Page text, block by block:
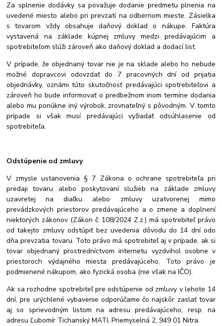
Za splnenie dodávky sa považuje dodanie predmetu plnenia na
uvedené miesto alebo pri prevzatí na odbernom mieste. Zásielka
s tovarom vždy obsahuje daňový doklad o nákupe. Faktúra
vystavená na základe kúpnej zmluvy medzi predávajúcim a
spotrebiteľom slúži zároveň ako daňový doklad a dodací list.
V prípade, že objednaný tovar nie je na sklade alebo ho nebude
možné dopravcovi odovzdať do 7 pracovných dní od prijatia
objednávky, oznámi túto skutočnosť predávajúci spotrebiteľovi a
zároveň ho bude informovať o predbežnom inom termíne dodania
alebo mu ponúkne iný výrobok, zrovnateľný s pôvodným. V tomto
prípade si však musí predávajúci vyžiadať odsúhlasenie od
spotrebiteľa.
Odstúpenie od zmluvy
V zmysle ustanovenia § 7 Zákona o ochrane spotrebiteľa pri
predaji tovaru alebo poskytovaní služieb na základe zmluvy
uzavretej na diaľku alebo zmluvy uzatvorenej mimo
prevádzkových priestorov predávajúceho a o zmene a doplnení
niektorých zákonov (Zákon č. 108/2024 Z.z.) má spotrebiteľ právo
od takejto zmluvy odstúpiť bez uvedenia dôvodu do 14 dní odo
dňa prevzatia tovaru. Toto právo má spotrebiteľ aj v prípade, ak si
tovar objednaný prostredníctvom internetu vyzdvihol osobne v
priestoroch výdajného miesta predávajúceho. Toto právo je
podmienené nákupom, ako fyzická osoba (nie však na IČO).
Ak sa rozhodne spotrebiteľ pre odstúpenie od zmluvy v lehote 14
dní, pre urýchlené vybavenie odporúčame čo najskôr zaslať tovar
aj so sprievodným listom na adresu predávajúceho, resp. na
adresu Ľubomír Tichanský MATI, Priemyselná 2, 949 01 Nitra.